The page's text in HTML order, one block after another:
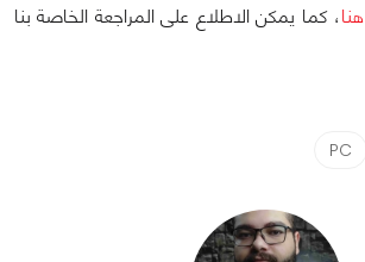
هنا، كما يمكن الاطلاع على المراجعة الخاصة بنا
PC